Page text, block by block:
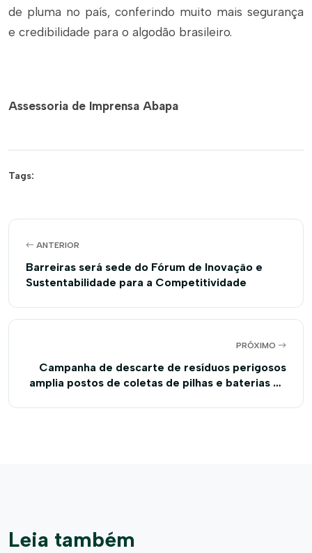
de pluma no país, conferindo muito mais segurança
e credibilidade para o algodão brasileiro.
Assessoria de Imprensa Abapa
Tags:
ANTERIOR
Barreiras será sede do Fórum de Inovação e
Sustentabilidade para a Competitividade
PRÓXIMO
Campanha de descarte de resíduos perigosos
amplia postos de coletas de pilhas e baterias no
Leia também